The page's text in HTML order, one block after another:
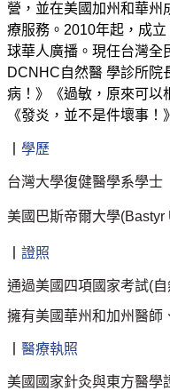
營，並在美國加州和華州
療服務。2010年起，成
球華人廣播。現任台灣全
DCNHC自然醫 學診所院
病！》《過敏，原來可以
《發炎，並不是件壞事
學歷
台灣大學復健醫學系學士
美國巴斯帝爾大學
證照
通過美國四項國家考試(
擁有美國華州和加州醫師
醫療執照
美國國家針灸與東方醫學